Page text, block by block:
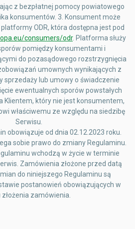
z bezpłatnej pomocy powiatowego
konsumentów. 3. Konsument może
ODR, która dostępna jest pod
consumers/odr. Platforma służy
pomiędzy konsumentami i
do pozasądowego rozstrzygnięcia
umownych wynikających z
sprzedaży lub umowy o świadczenie
ewentualnych sporów powstałych
Klientem, który nie jest konsumentem,
właściwemu ze względu na siedzibę
Serwisu.
obowiązuje od dnia 02.12.2023 roku.
sobie prawo do zmiany Regulaminu.
wchodzą w życie w terminie
Zamówienia złożone przed datą
do niniejszego Regulaminu są
postanowień obowiązujących w
złożenia zamówienia.